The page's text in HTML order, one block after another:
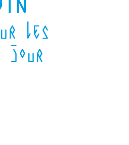
les
jour